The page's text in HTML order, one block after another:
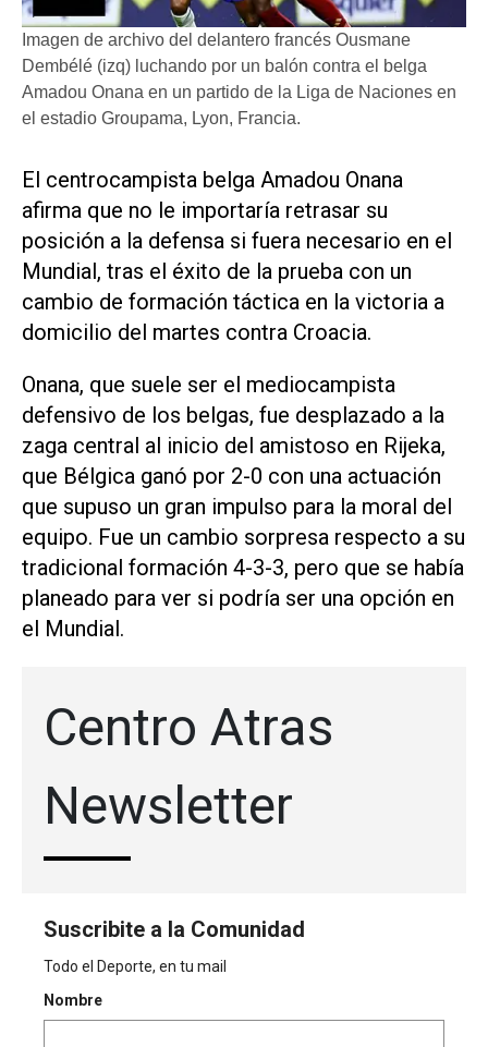
Imagen de archivo del delantero francés Ousmane
Dembélé (izq) luchando por un balón contra el belga
Amadou Onana en un partido de la Liga de Naciones en
el estadio Groupama, Lyon, Francia.
El ​centrocampista belga Amadou Onana
afirma que no le importaría retrasar su
posición a la defensa si fuera ‌necesario en el
Mundial, ‌tras el éxito de la prueba con un
cambio de formación táctica en la victoria a
domicilio del martes contra Croacia.
Onana, que suele ser el mediocampista
defensivo de los belgas, fue desplazado a la
zaga central al inicio del amistoso en Rijeka,
que Bélgica ganó por ​2-0 con una ⁠actuación
que supuso un gran impulso para la moral ‌del
equipo. Fue un cambio sorpresa respecto ⁠a su
tradicional formación 4-3-3, ⁠pero que se había
planeado para ver si podría ser una opción en
el Mundial.